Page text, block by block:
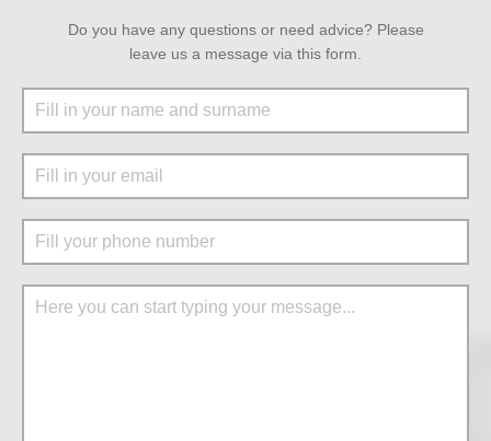
Do you have any questions or need advice? Please
leave us a message via this form.